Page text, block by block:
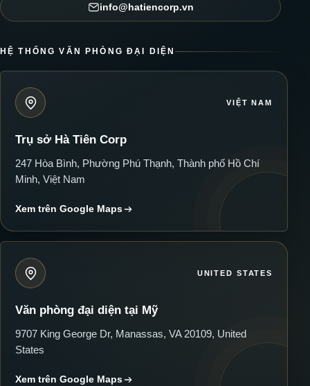
info@hatiencorp.vn
HỆ THỐNG VĂN PHÒNG ĐẠI DIỆN
VIỆT NAM
Trụ sở Hà Tiên Corp
247 Hòa Bình, Phường Phú Thạnh, Thành phố Hồ Chí
Minh, Việt Nam
Xem trên Google Maps
UNITED STATES
Văn phòng đại diện tại Mỹ
9707 King George Dr, Manassas, VA 20109, United
States
Xem trên Google Maps